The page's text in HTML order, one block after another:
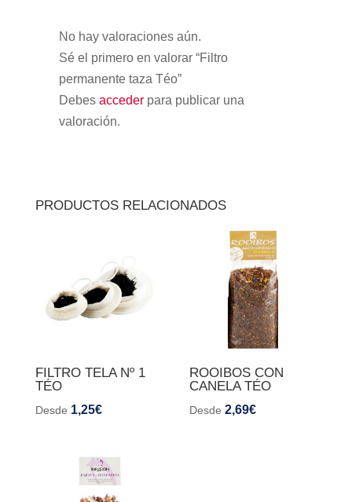
No hay valoraciones aún.
Sé el primero en valorar “Filtro
permanente taza Téo”
Debes accederpara publicar una
valoración.
PRODUCTOS RELACIONADOS
FILTRO TELA Nº 1
TÉO
Desde 1,25€
ROOIBOS CON
CANELA TÉO
Desde2,69€